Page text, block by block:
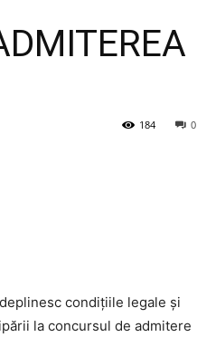
0
184
condițiile legale și
la concursul de admitere